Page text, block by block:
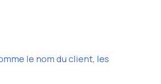
le nom du client, les